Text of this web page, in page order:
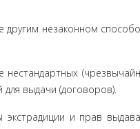
незаконном
вы­дачи (договоров).
экстра­диции и прав